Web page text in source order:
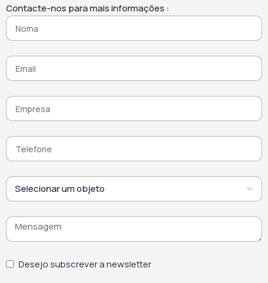
poluição. Assim, ajuda a
original dos revestimentos
uniforme ao longo do
tempo. Por fim, este
limpador de fachadas de
tijolo combina
desempenho,
versatilidade e respeito
pelos materiais,
oferecendo uma solução
fiável para a manutenção
ambientes exigentes.
ambiente. Este produto
e preparação de suportes.
intervenções mais rápidas
e melhora o resultado final.
combina desempenho,
rapidez e versatilidade,
eficaz para limpeza e
Contacte-nos para mais informações :
Desejo subscrever a newsletter